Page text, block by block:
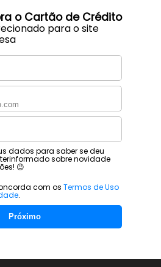
o Cartão de Crédito
para o site
dados para saber se deu
informado sobre novidade
😉
com os Termos de Uso
.
Próximo